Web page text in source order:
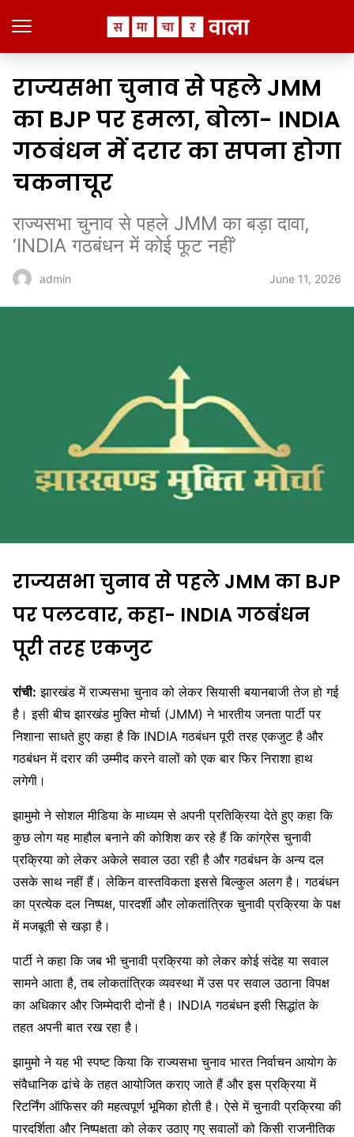
राज्यसभा चुनाव से पहले JMM
का BJP पर हमला, बोला- INDIA
गठबंधन में दरार का सपना होगा
चकनाचूर
राज्यसभा चुनाव से पहले JMM का बड़ा दावा,
‘INDIA गठबंधन में कोई फूट नहीं’
admin June 11, 2026
राज्यसभा चुनाव से पहले JMM का BJP
पर पलटवार, कहा- INDIA गठबंधन
पूरी तरह एकजुट
रांची: झारखंड में राज्यसभा चुनाव को लेकर सियासी बयानबाजी तेज हो गई
है। इसी बीच झारखंड मुक्ति मोर्चा (JMM) ने भारतीय जनता पार्टी पर
निशाना साधते हुए कहा है कि INDIA गठबंधन पूरी तरह एकजुट है और
गठबंधन में दरार की उम्मीद करने वालों को एक बार फिर निराशा हाथ
लगेगी।
झामुमो ने सोशल मीडिया के माध्यम से अपनी प्रतिक्रिया देते हुए कहा कि
कुछ लोग यह माहौल बनाने की कोशिश कर रहे हैं कि कांग्रेस चुनावी
प्रक्रिया को लेकर अकेले सवाल उठा रही है और गठबंधन के अन्य दल
उसके साथ नहीं हैं। लेकिन वास्तविकता इससे बिल्कुल अलग है। गठबंधन
का प्रत्येक दल निष्पक्ष, पारदर्शी और लोकतांत्रिक चुनावी प्रक्रिया के पक्ष
में मजबूती से खड़ा है।
पार्टी ने कहा कि जब भी चुनावी प्रक्रिया को लेकर कोई संदेह या सवाल
सामने आता है, तब लोकतांत्रिक व्यवस्था में उस पर सवाल उठाना विपक्ष
का अधिकार और जिम्मेदारी दोनों है। INDIA गठबंधन इसी सिद्धांत के
तहत अपनी बात रख रहा है।
झामुमो ने यह भी स्पष्ट किया कि राज्यसभा चुनाव भारत निर्वाचन आयोग के
संवैधानिक ढांचे के तहत आयोजित कराए जाते हैं और इस प्रक्रिया में
रिटर्निंग ऑफिसर की महत्वपूर्ण भूमिका होती है। ऐसे में चुनावी प्रक्रिया की
पारदर्शिता और निष्पक्षता को लेकर उठाए गए सवालों को किसी राजनीतिक